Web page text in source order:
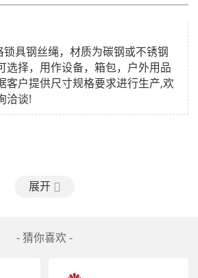
选择，用作设备，箱包，户外用品
客户提供尺寸规格要求进行生产,欢
  高强度，耐疲劳，防锈性能好
展开
- 猜你喜欢 -